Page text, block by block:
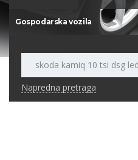
Gospodarska vozila
Napredna pretraga